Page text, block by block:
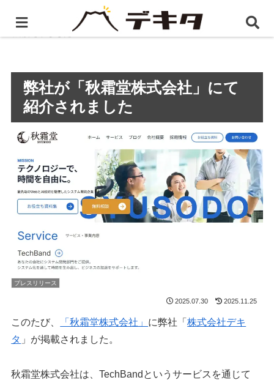
ホーム プレスリリース
弊社が「秋霜堂株式会社」に
弊社が「秋霜堂株式会社」にて
紹介されました
プレスリリース
2025.07.30 2025.11.25
このたび、 「秋霜堂株式会社」 に弊社「株式会社デキ
タ 」が掲載されました。
秋霜堂株式会社は、TechBandというサービスを通じて